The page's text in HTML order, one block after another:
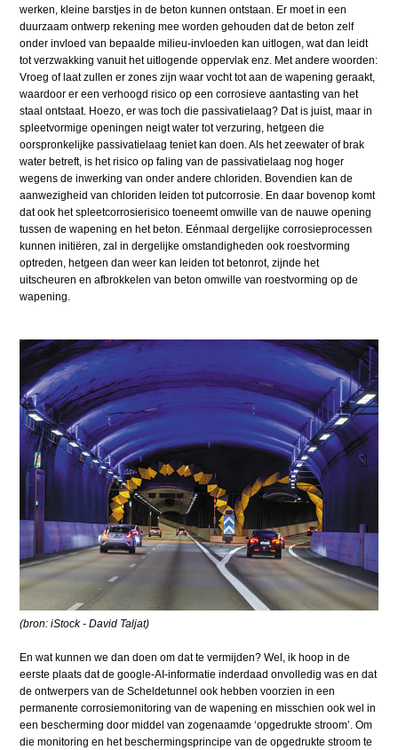
werken, kleine barstjes in de beton kunnen ontstaan. Er moet in een
duurzaam ontwerp rekening mee worden gehouden dat de beton zelf
onder invloed van bepaalde milieu-invloeden kan uitlogen, wat dan leidt
tot verzwakking vanuit het uitlogende oppervlak enz. Met andere woorden:
Vroeg of laat zullen er zones zijn waar vocht tot aan de wapening geraakt,
waardoor er een verhoogd risico op een corrosieve aantasting van het
staal ontstaat. Hoezo, er was toch die passivatielaag? Dat is juist, maar in
spleetvormige openingen neigt water tot verzuring, hetgeen die
oorspronkelijke passivatielaag teniet kan doen. Als het zeewater of brak
water betreft, is het risico op faling van de passivatielaag nog hoger
wegens de inwerking van onder andere chloriden. Bovendien kan de
aanwezigheid van chloriden leiden tot putcorrosie. En daar bovenop komt
dat ook het spleetcorrosierisico toeneemt omwille van de nauwe opening
tussen de wapening en het beton. Eénmaal dergelijke corrosieprocessen
kunnen initiëren, zal in dergelijke omstandigheden ook roestvorming
optreden, hetgeen dan weer kan leiden tot betonrot, zijnde het
uitscheuren en afbrokkelen van beton omwille van roestvorming op de
wapening.
(bron:iStock - David Taljat)
En wat kunnen we dan doen om dat te vermijden? Wel, ik hoop in de
eerste plaats dat de google-AI-informatie inderdaad onvolledig was en dat
de ontwerpers van de Scheldetunnel ook hebben voorzien in een
permanente corrosiemonitoring van de wapening en misschien ook wel in
een bescherming door middel van zogenaamde ‘opgedrukte stroom’. Om
die monitoring en het beschermingsprincipe van de opgedrukte stroom te